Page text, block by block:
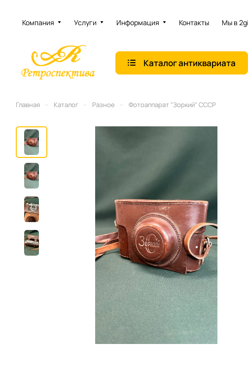
Компания Услуги Информация Контакты Мы в
Каталог антиквариата
Главная Каталог Разное Фотоаппарат "Зоркий" СССР